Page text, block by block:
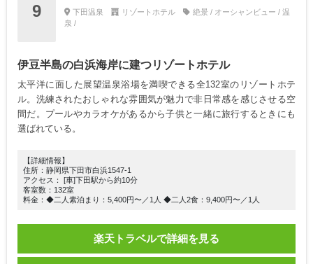
9 下田温泉 リゾートホテル
絶景 / オーシャンビュー / 温
泉 /
伊豆半島の白浜海岸に建つリゾートホテル
太平洋に面した展望温泉浴場を満喫できる全132室のリゾートホテ
ル。洗練されたおしゃれな雰囲気が魅力で非日常感を感じさせる空
間だ。プールやカラオケがあるから子供と一緒に旅行するときにも
選ばれている。
【詳細情報】
住所：静岡県下田市白浜1547-1
アクセス： [車]下田駅から約10分
客室数：132室
料金：◆二人素泊まり：5,400円〜／1人 ◆二人2食：9,400円〜／1人
楽天トラベルで詳細を見る